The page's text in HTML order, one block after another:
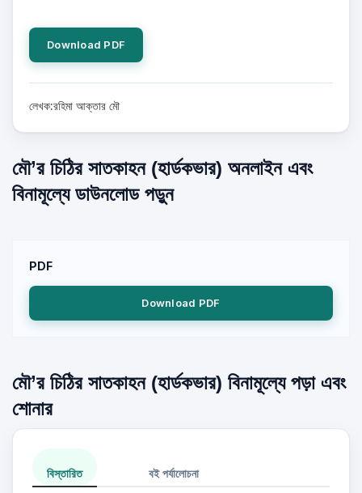
Download PDF
লেখক:রহিমা আক্তার মৌ
মৌ’র চিঠির সাতকাহন (হার্ডকভার) অনলাইন এবং
বিনামূল্যে ডাউনলোড পড়ুন
PDF
Download PDF
মৌ’র চিঠির সাতকাহন (হার্ডকভার) বিনামূল্যে পড়া এবং
শোনার
বিস্তারিত বই পর্যালোচনা